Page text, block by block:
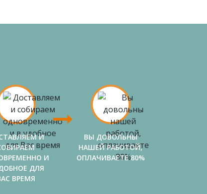
И
И
ДЛЯ
ВРЕМЯ
ВЫ ДОВОЛЬНЫ
НАШЕЙ РАБОТОЙ,
ОПЛАЧИВАЕТЕ 80%